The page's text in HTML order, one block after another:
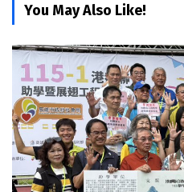
You May Also Like!